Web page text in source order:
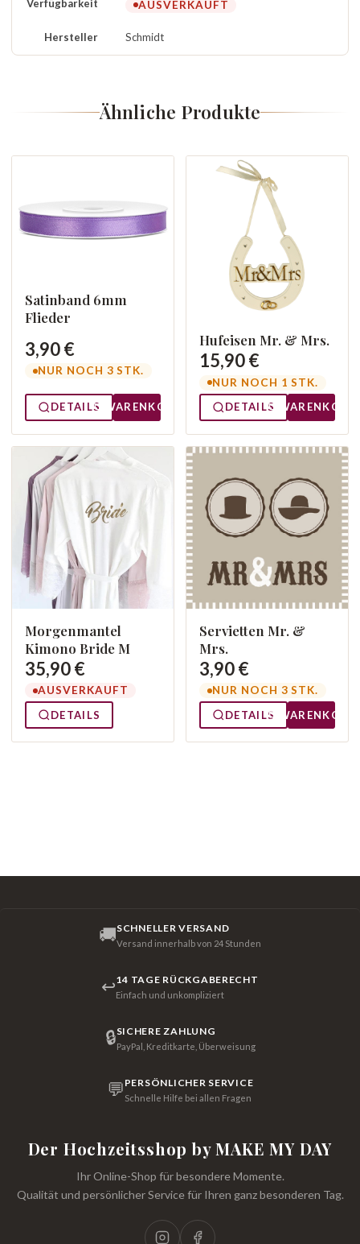
Verfügbarkeit AUSVERKAUFT
Hersteller Schmidt
Ähnliche Produkte
Satinband 6mm
Flieder
3,90 €
NUR NOCH 3 STK.
DETAILS WARENKORB
Hufeisen Mr. & Mrs.
15,90 €
NUR NOCH 1 STK.
DETAILS
WARENKORB
Morgenmantel
Kimono Bride M
35,90 €
AUSVERKAUFT
DETAILS
Servietten Mr. &
Mrs.
3,90 €
NUR NOCH 3 STK.
DETAILS
WARENKORB
🚚SCHNELLER VERSAND
Versand innerhalb von 24 Stunden
↩14 TAGE RÜCKGABERECHT
Einfach und unkompliziert
🔒SICHERE ZAHLUNG
PayPal, Kreditkarte, Überweisung
💬 PERSÖNLICHER SERVICE
Schnelle Hilfe bei allen Fragen
Der Hochzeitsshop by MAKE MY DAY
Ihr Online-Shop für besondere Momente.
Qualität und persönlicher Service für Ihren ganz besonderen Tag.